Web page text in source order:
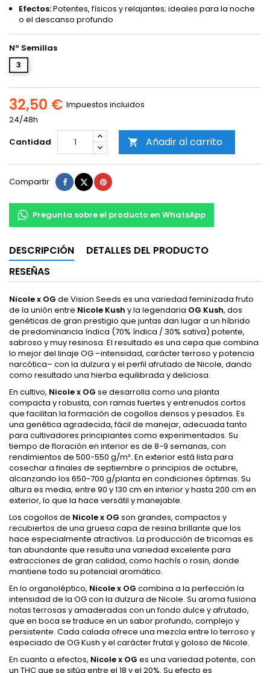
Efectos:Potentes, físicos y relajantes; ideales para la noche
o el descanso profundo
Nº Semillas
3
32,50 € Impuestos incluidos
24/48h
Cantidad
 Añadir al carrito
Compartir Compartir
TuitearPinterest
Pregunta sobre el producto en WhatsApp
DESCRIPCIÓN
DETALLES DEL PRODUCTO
RESEÑAS
Nicole x OG de Vision Seeds es una variedad feminizada fruto
de la unión entre Nicole Kush y la legendaria OG Kush, dos
genéticas de gran prestigio que juntas dan lugar a un híbrido
de predominancia índica (70% índica / 30% sativa) potente,
sabroso y muy resinosa. El resultado es una cepa que combina
lo mejor del linaje OG –intensidad, carácter terroso y potencia
narcótica– con la dulzura y el perfil afrutado de Nicole, dando
como resultado una hierba equilibrada y deliciosa.
En cultivo, Nicole x OG se desarrolla como una planta
compacta y robusta, con ramas fuertes y entrenudos cortos
que facilitan la formación de cogollos densos y pesados. Es
una genética agradecida, fácil de manejar, adecuada tanto
para cultivadores principiantes como experimentados. Su
tiempo de floración en interior es de 8-9 semanas, con
rendimientos de 500-550 g/m². En exterior está lista para
cosechar a finales de septiembre o principios de octubre,
alcanzando los 650-700 g/planta en condiciones óptimas. Su
altura es media, entre 90 y 130 cm en interior y hasta 200 cm en
exterior, lo que la hace versátil y manejable.
Los cogollos de Nicole x OG son grandes, compactos y
recubiertos de una gruesa capa de resina brillante que los
hace especialmente atractivos. La producción de tricomas es
tan abundante que resulta una variedad excelente para
extracciones de gran calidad, como hachís o rosin, donde
mantiene todo su potencial aromático.
En lo organoléptico, Nicole x OG combina a la perfección la
intensidad de la OG con la dulzura de Nicole. Su aroma fusiona
notas terrosas y amaderadas con un fondo dulce y afrutado,
que en boca se traduce en un sabor profundo, complejo y
persistente. Cada calada ofrece una mezcla entre lo terroso y
especiado de OG Kush y el carácter frutal y goloso de Nicole.
En cuanto a efectos, Nicole x OG es una variedad potente, con
un THC que se sitúa entre el 18 y el 20%. Su efecto es